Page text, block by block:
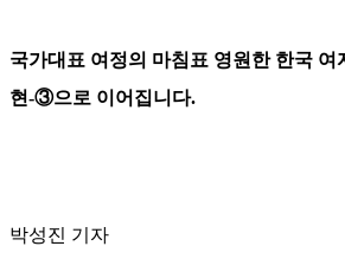
국가대표 여정의 마침표 영원한 한국 여
현-③으로 이어집니다.
박성진 기자